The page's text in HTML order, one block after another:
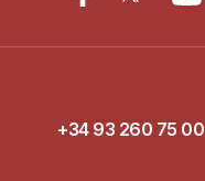
+34 93 260 75 00